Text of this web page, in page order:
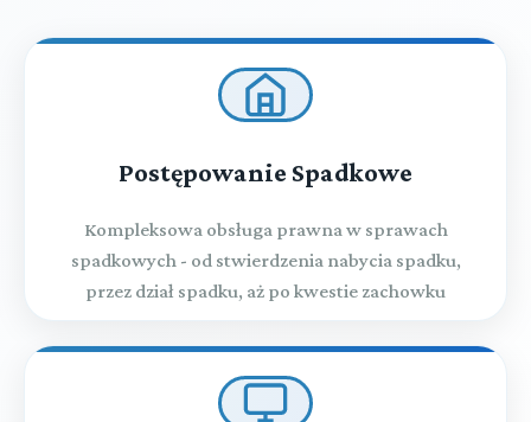
Postępowanie Spadkowe
Kompleksowa obsługa prawna w sprawach
spadkowych - od stwierdzenia nabycia spadku,
przez dział spadku, aż po kwestie zachowku